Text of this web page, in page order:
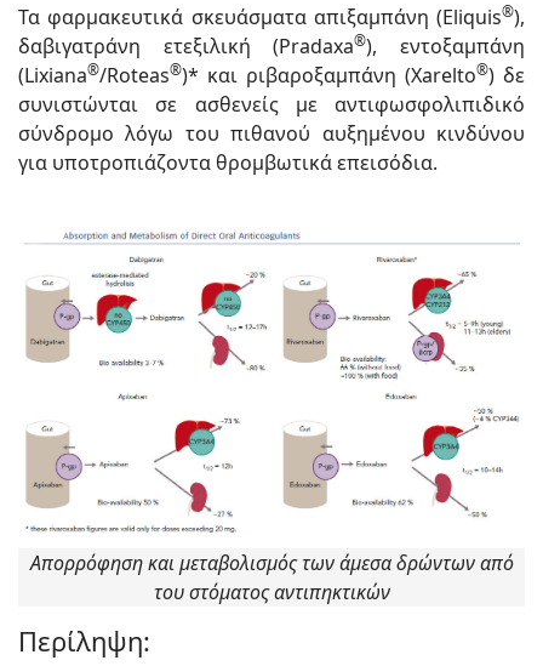
Τα φαρμακευτικά σκευάσματα απιξαμπάνη (Eliquis®),
δαβιγατράνη ετεξιλική (Pradaxa®), εντοξαμπάνη
(Lixiana®/Roteas®)* και ριβαροξαμπάνη (Xarelto®) δε
συνιστώνται σε ασθενείς με αντιφωσφολιπιδικό
σύνδρομο λόγω του πιθανού αυξημένου κινδύνου
για υποτροπιάζοντα θρομβωτικά επεισόδια.
Απορρόφηση και μεταβολισμός των άμεσα δρώντων από
του στόματος αντιπηκτικών
Περίληψη: